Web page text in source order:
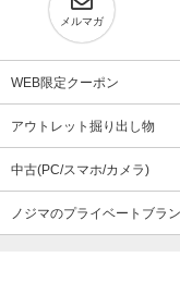
メルマガ
WEB限定クーポン
アウトレット掘り出し物
中古(PC/スマホ/カメラ)
ノジマのプライベートブラ